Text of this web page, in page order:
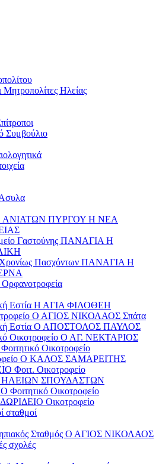
Ηλείας
Συμβούλιο
ΑΝΙΑΤΩΝ ΠΥΡΓΟΥ Η ΝΕΑ
Γαστούνης ΠΑΝΑΓΙΑ Η
Χρονίως Πασχόντων ΠΑΝΑΓΙΑ Η
Ορφανοτροφεία
Εστία Η ΑΓΙΑ ΦΙΛΟΘΕΗ
Ο ΑΓΙΟΣ ΝΙΚΟΛΑΟΣ Σπάτα
Εστία Ο ΑΠΟΣΤΟΛΟΣ ΠΑΥΛΟΣ
Οικοτροφείο Ο ΑΓ. ΝΕΚΤΑΡΙΟΣ
Οικοτροφείο
Ο ΚΑΛΟΣ ΣΑΜΑΡΕΙΤΗΣ
Φοιτ. Οικοτροφείο
ΗΛΕΙΩΝ ΣΠΟΥΔΑΣΤΩΝ
Φοιτητικό Οικοτροφείο
Οικοτροφείο
σταθμοί
Σταθμός Ο ΑΓΙΟΣ ΝΙΚΟΛΑΟΣ
σχολές